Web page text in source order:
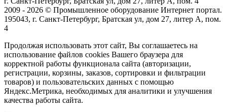
2009 - 2026 © Промышленное оборудование Интернет портал.
195043, г. Санкт-Петербург, Братская ул, дом 27, литер А, пом.
4
Продолжая использовать этот сайт, Вы соглашаетесь на
использование файлов cookies Вашего браузера для
корректной работы функционала сайта (авторизации,
регистрации, корзины, заказов, сортировки и фильтрации
товаров) и пользовательских данных с помощью
Яндекс.Метрика, необходимых для аналитики и улучшения
качества работы сайта.